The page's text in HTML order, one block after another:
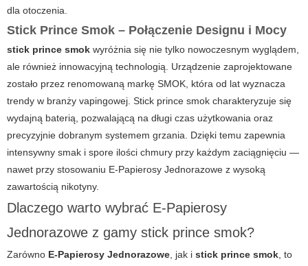
dla otoczenia.
Stick Prince Smok – Połączenie Designu i Mocy
stick prince smok wyróżnia się nie tylko nowoczesnym wyglądem,
ale również innowacyjną technologią. Urządzenie zaprojektowane
zostało przez renomowaną markę SMOK, która od lat wyznacza
trendy w branży vapingowej. Stick prince smok charakteryzuje się
wydajną baterią, pozwalającą na długi czas użytkowania oraz
precyzyjnie dobranym systemem grzania. Dzięki temu zapewnia
intensywny smak i spore ilości chmury przy każdym zaciągnięciu —
nawet przy stosowaniu E-Papierosy Jednorazowe z wysoką
zawartością nikotyny.
Dlaczego warto wybrać E-Papierosy
Jednorazowe z gamy stick prince smok?
Zarówno E-Papierosy Jednorazowe, jak i stick prince smok, to